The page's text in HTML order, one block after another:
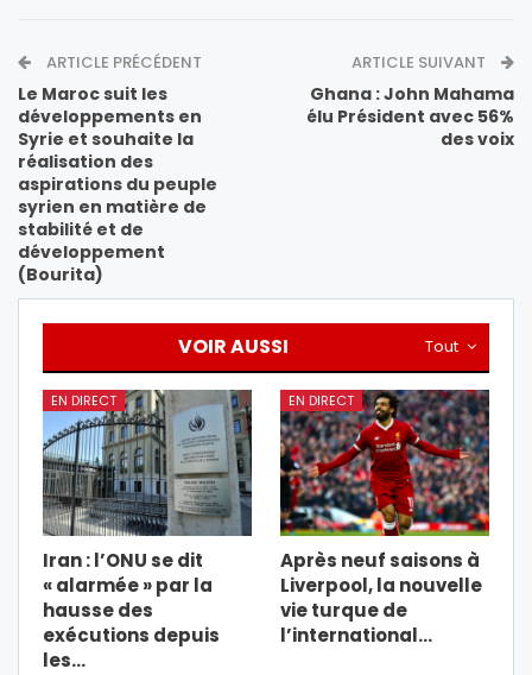
ARTICLE PRÉCÉDENT
Le Maroc suit les
développements en
Syrie et souhaite la
réalisation des
aspirations du peuple
syrien en matière de
stabilité et de
développement
(Bourita)
ARTICLE SUIVANT
Ghana : John Mahama
élu Président avec 56%
des voix
Tout
VOIR AUSSI
EN DIRECT
Iran : l’ONU se dit
« alarmée » par la
hausse des
exécutions depuis
les…
EN DIRECT
Après neuf saisons à
Liverpool, la nouvelle
vie turque de
l’international…